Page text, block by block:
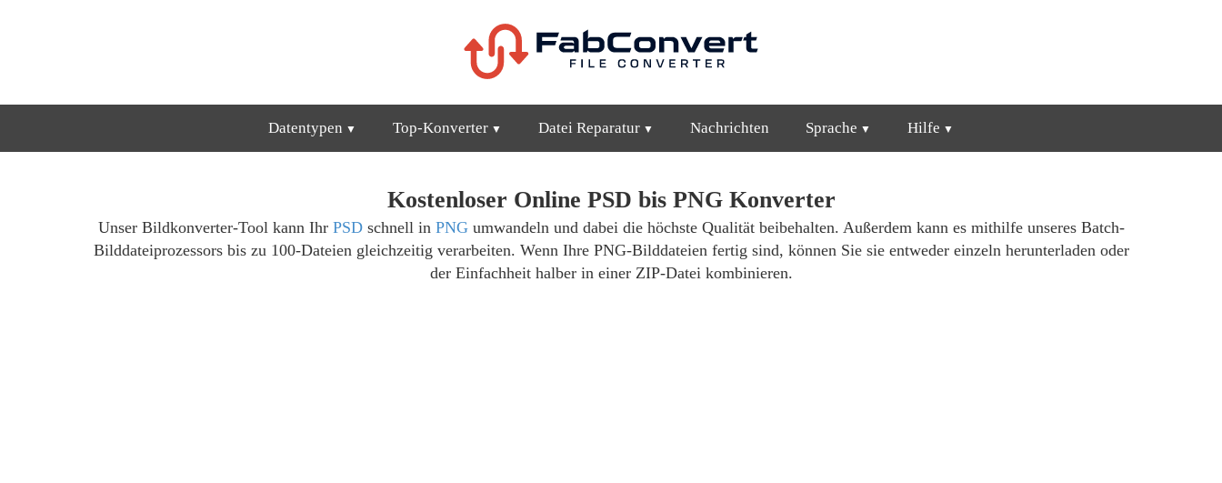
Datentypen Top-Konverter Datei Reparatur Nachrichten Sprache Hilfe
Kostenloser Online PSD bis PNG Konverter
Unser Bildkonverter-Tool kann Ihr PSDschnell in PNGumwandeln und dabei die höchste Qualität beibehalten. Außerdem kann es mithilfe unseres Batch-
Bilddateiprozessors bis zu 100-Dateien gleichzeitig verarbeiten. Wenn Ihre PNG-Bilddateien fertig sind, können Sie sie entweder einzeln herunterladen oder
der Einfachheit halber in einer ZIP-Datei kombinieren.